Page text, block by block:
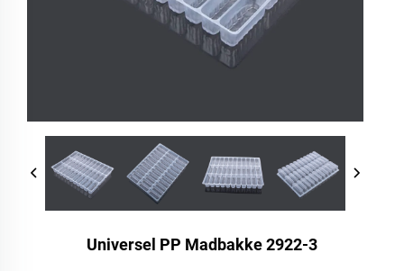
Universel PP Madbakke 2922-3